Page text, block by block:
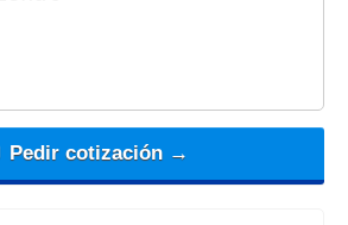
Pedir cotización →